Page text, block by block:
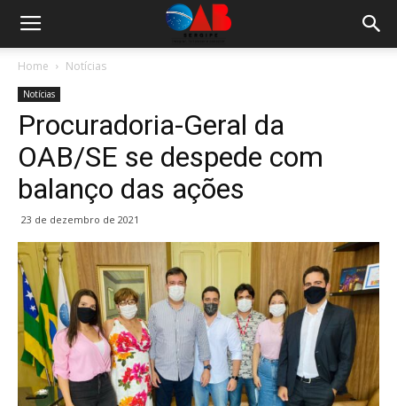
Home Notícias
Notícias
Procuradoria-Geral da
OAB/SE se despede com
balanço das ações
23 de dezembro de 2021